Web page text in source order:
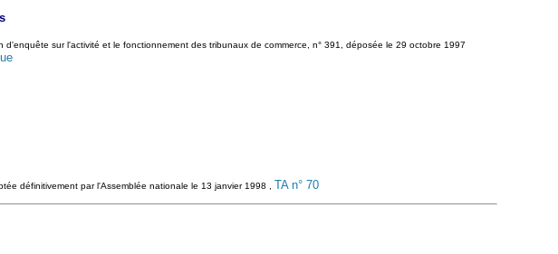
d'enquête sur l'activité et le fonctionnement des tribunaux de commerce, n° 391, déposée le 29 octobre 1997
définitivement par l'Assemblée nationale le 13 janvier 1998 , TA n° 70